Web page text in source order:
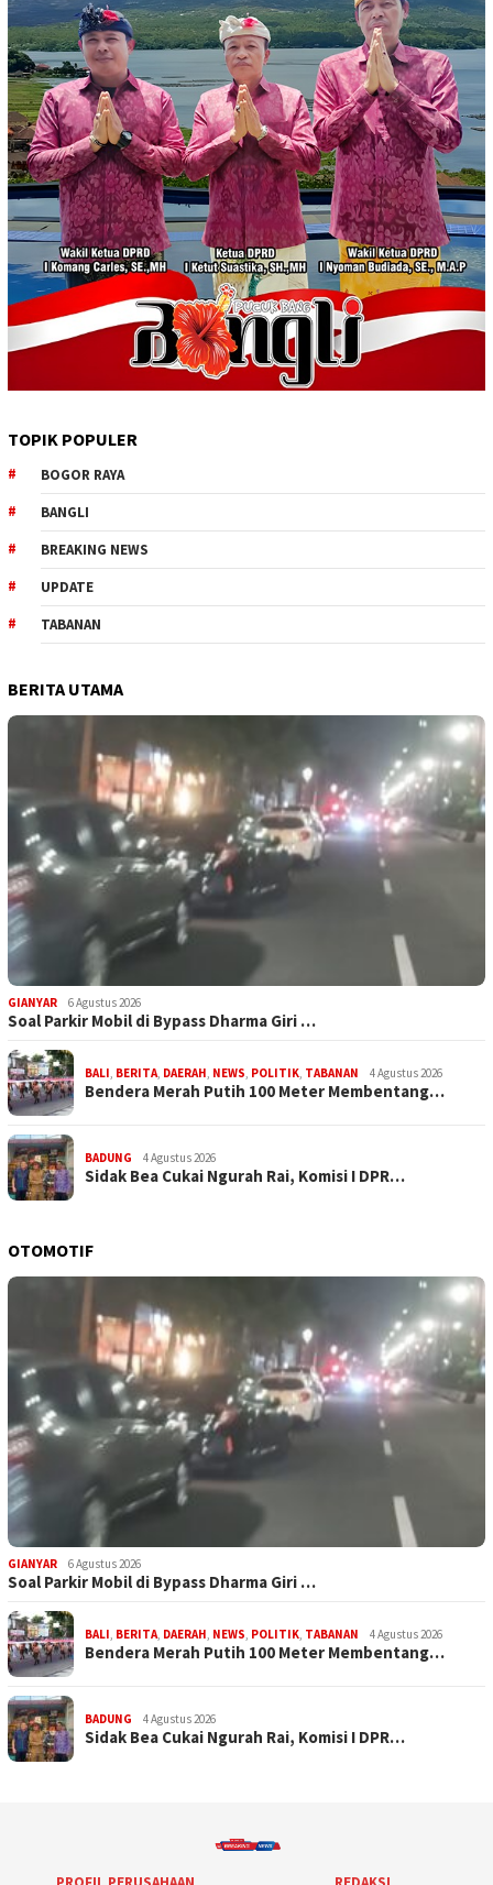
TOPIK POPULER
BOGOR RAYA
BANGLI
BREAKING NEWS
UPDATE
TABANAN
BERITA UTAMA
GIANYAR 6 Agustus 2026
Soal Parkir Mobil di Bypass Dharma Giri …
BALI, BERITA, DAERAH, NEWS, POLITIK, TABANAN 4 Agustus 2026
Bendera Merah Putih 100 Meter Membentang…
BADUNG 4 Agustus 2026
Sidak Bea Cukai Ngurah Rai, Komisi I DPR…
OTOMOTIF
GIANYAR 6 Agustus 2026
Soal Parkir Mobil di Bypass Dharma Giri …
BALI, BERITA, DAERAH, NEWS, POLITIK, TABANAN 4 Agustus 2026
Bendera Merah Putih 100 Meter Membentang…
BADUNG 4 Agustus 2026
Sidak Bea Cukai Ngurah Rai, Komisi I DPR…